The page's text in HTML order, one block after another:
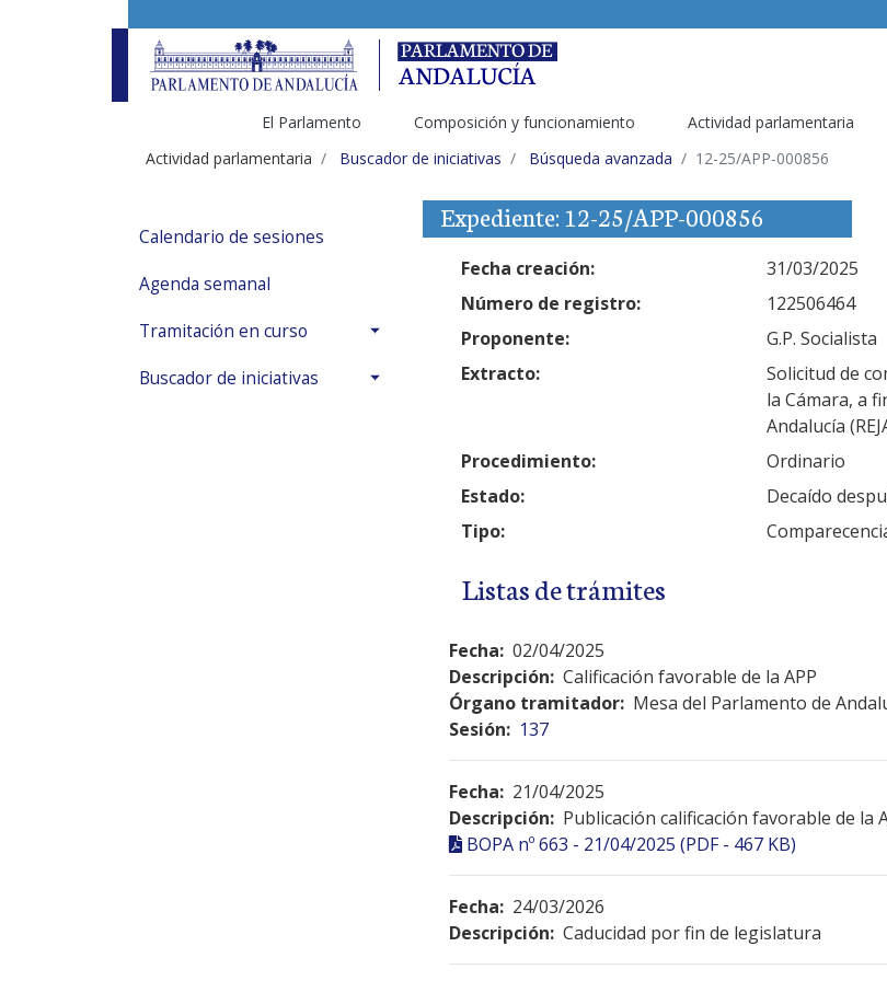
El Parlamento Composición y funcionamiento Actividad parlamentaria
Actividad parlamentaria
Buscador de iniciativas Búsqueda avanzada 12-25/APP-000856
Calendario de sesiones
Agenda semanal
Tramitación en curso
Buscador de iniciativas
Expediente: 12-25/APP-000856
Fecha creación:
31/03/2025
Número de registro:
122506464
Proponente:
G.P. Socialista
Extracto:
Solicitud de
la Cámara, a
Andalucía
Procedimiento:
Ordinario
Estado:
Decaído
Tipo:
Listas de trámites
Fecha: 02/04/2025
Descripción: Calificación favorable de la APP
Órgano tramitador: Mesa del Parlamento de
Sesión: 137
Fecha: 21/04/2025
Descripción: Publicación calificación favorable de la
BOPA nº 663 - 21/04/2025 (PDF - 467 KB)
Fecha: 24/03/2026
Descripción: Caducidad por fin de legislatura